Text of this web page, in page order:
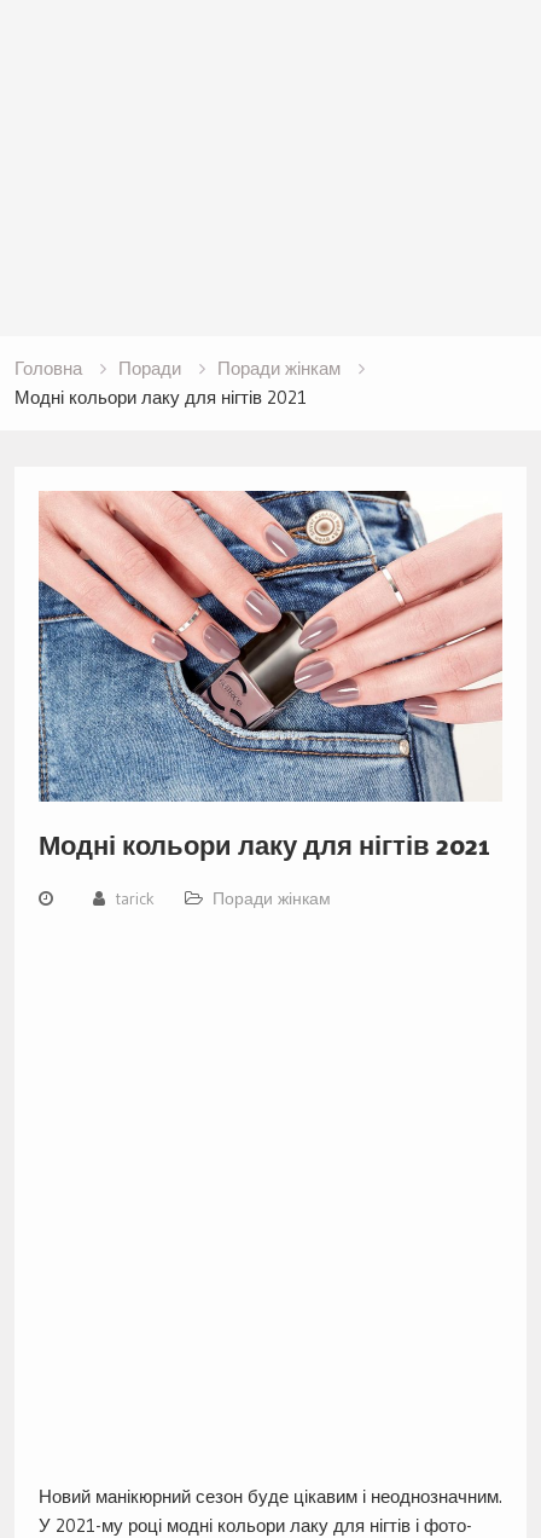
Головна Поради
Поради жінкам
Модні кольори лаку для нігтів 2021
Модні кольори лаку для нігтів 2021
tarick Поради жінкам
Новий манікюрний сезон буде цікавим і неоднозначним.
У 2021-му році модні кольори лаку для нігтів і фото-